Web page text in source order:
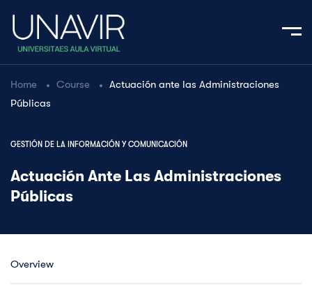
Home Course
Actuación ante las Administraciones
Públicas
GESTIÓN DE LA INFORMACIÓN Y COMUNICACIÓN
Actuación Ante Las Administraciones
Públicas
Overview